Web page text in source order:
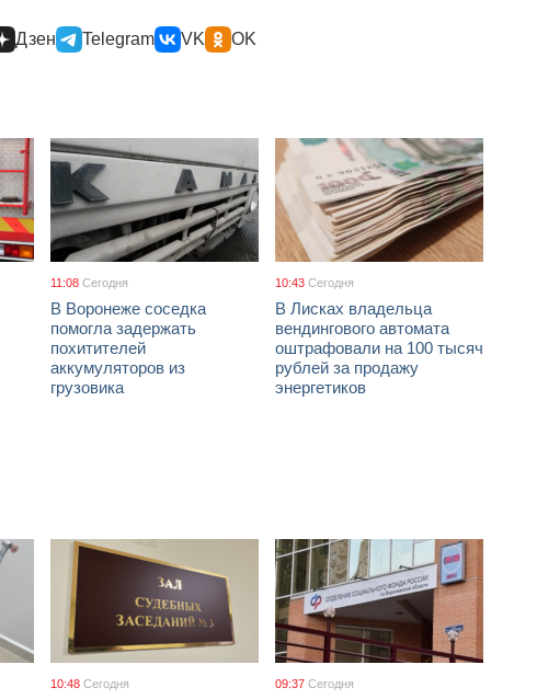
Дзен Telegram VK OK
11:08 Сегодня
В Воронеже соседка
помогла задержать
похитителей
аккумуляторов из
грузовика
10:43 Сегодня
В Лисках владельца
вендингового автомата
оштрафовали на 100 тысяч
рублей за продажу
энергетиков
10:48 Сегодня 09:37 Сегодня